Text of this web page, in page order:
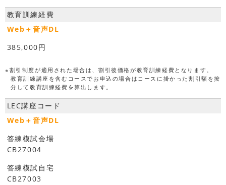
教育訓練経費
Web＋音声DL
385,000円
※割引制度が適用された場合は、割引後価格が教育訓練経費となります。
教育訓練講座を含むコースでお申込の場合はコースに掛かった割引額を按
分して教育訓練経費を算出します。
LEC講座コード
Web＋音声DL
答練模試会場
CB27004
答練模試自宅
CB27003